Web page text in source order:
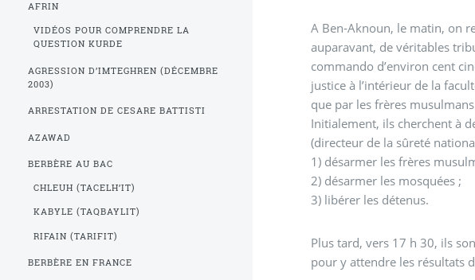
A Ben-Aknoun, le matin, on
auparavant, de véritables
commando d’environ cent
justice à l’intérieur de la
que par les frères
Initialement, ils cherchent à
(directeur de la sûreté
1) désarmer les frères
2) désarmer les mosquées ;
3) libérer les détenus.
Plus tard, vers 17 h 30, ils
pour y attendre les résultats
AFRIN
VIDÉOS POUR COMPRENDRE LA
QUESTION KURDE
AGRESSION D’IMTEGHREN (DÉCEMBRE
2003)
ARRESTATION DE CESARE BATTISTI
AZAWAD
BERBÈRE AU BAC
CHLEUH (TACELH’IT)
KABYLE (TAQBAYLIT)
RIFAIN (TARIFIT)
BERBÈRE EN FRANCE